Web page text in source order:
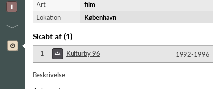
Art
film
Lokation
København
Skabt af (1)
1 Kulturby 96 1992-​1996
Beskrivelse